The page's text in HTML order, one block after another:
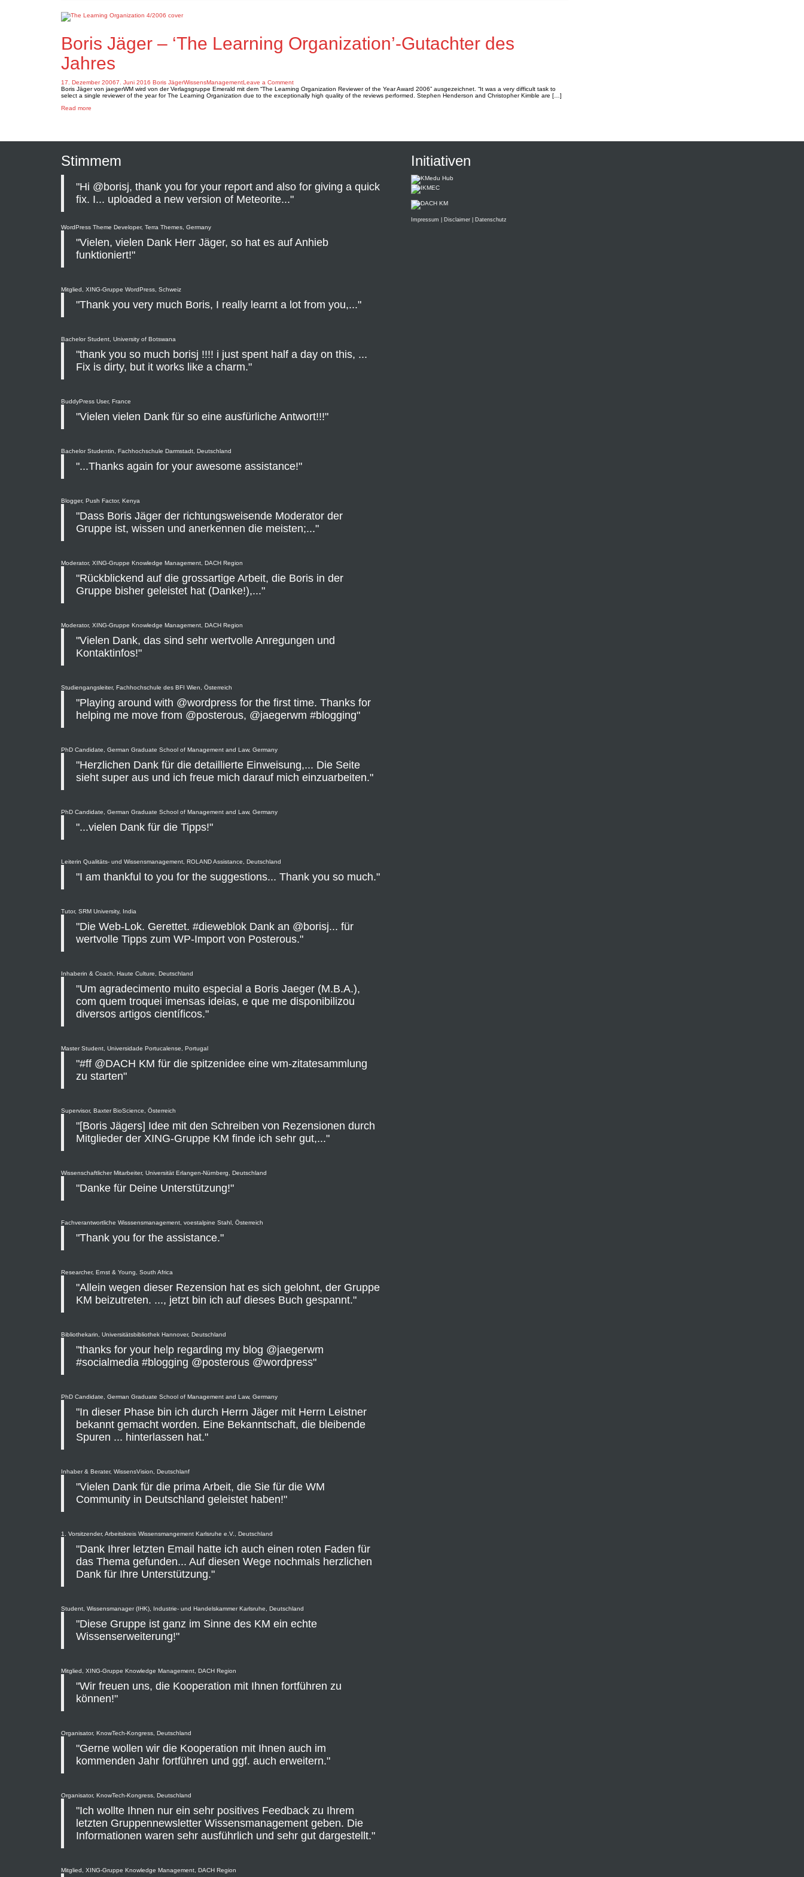
Boris Jäger – ‘The Learning Organization’-Gutachter des
Jahres
17. Dezember 20067. Juni 2016 Boris JägerWissensManagementLeave a Commenton
Boris
Jäger
Jahres
Boris Jäger von jaegerWM wird von der Verlagsgruppe Emerald mit dem “The Learning Organization Reviewer of the Year Award 2006” ausgezeichnet. “It was a very difficult task to
select a single reviewer of the year for The Learning Organization due to the exceptionally high quality of the reviews performed. Stephen Henderson and Christopher Kimble are […]
Read more
Learning
des
Jahres
Stimmem
"Hi @borisj, thank you for your report and also for giving a quick
fix. I... uploaded a new version of Meteorite..."
WordPress Theme Developer, Terra Themes, Germany
"Vielen, vielen Dank Herr Jäger, so hat es auf Anhieb
funktioniert!"
Mitglied, XING-Gruppe WordPress, Schweiz
"Thank you very much Boris, I really learnt a lot from you,..."
Bachelor Student, University of Botswana
"thank you so much borisj !!!! i just spent half a day on this, ...
Fix is dirty, but it works like a charm."
BuddyPress User, France
"Vielen vielen Dank für so eine ausfürliche Antwort!!!"
Bachelor Studentin, Fachhochschule Darmstadt, Deutschland
"...Thanks again for your awesome assistance!"
Blogger, Push Factor, Kenya
"Dass Boris Jäger der richtungsweisende Moderator der
Gruppe ist, wissen und anerkennen die meisten;..."
Moderator, XING-Gruppe Knowledge Management, DACH Region
"Rückblickend auf die grossartige Arbeit, die Boris in der
Gruppe bisher geleistet hat (Danke!),..."
Moderator, XING-Gruppe Knowledge Management, DACH Region
"Vielen Dank, das sind sehr wertvolle Anregungen und
Kontaktinfos!"
Studiengangsleiter, Fachhochschule des BFI Wien, Österreich
"Playing around with @wordpress for the first time. Thanks for
helping me move from @posterous, @jaegerwm #blogging"
PhD Candidate, German Graduate School of Management and Law, Germany
"Herzlichen Dank für die detaillierte Einweisung,... Die Seite
sieht super aus und ich freue mich darauf mich einzuarbeiten."
PhD Candidate, German Graduate School of Management and Law, Germany
"...vielen Dank für die Tipps!"
Leiterin Qualitäts- und Wissensmanagement, ROLAND Assistance, Deutschland
"I am thankful to you for the suggestions... Thank you so much."
Tutor, SRM University, India
"Die Web-Lok. Gerettet. #dieweblok Dank an @borisj... für
wertvolle Tipps zum WP-Import von Posterous."
Inhaberin & Coach, Haute Culture, Deutschland
"Um agradecimento muito especial a Boris Jaeger (M.B.A.),
com quem troquei imensas ideias, e que me disponibilizou
diversos artigos científicos."
Master Student, Universidade Portucalense, Portugal
"#ff @DACH KM für die spitzenidee eine wm-zitatesammlung
zu starten"
Supervisor, Baxter BioScience, Österreich
"[Boris Jägers] Idee mit den Schreiben von Rezensionen durch
Mitglieder der XING-Gruppe KM finde ich sehr gut,..."
Wissenschaftlicher Mitarbeiter, Universität Erlangen-Nürnberg, Deutschland
"Danke für Deine Unterstützung!"
Fachverantwortliche Wisssensmanagement, voestalpine Stahl, Österreich
"Thank you for the assistance."
Researcher, Ernst & Young, South Africa
"Allein wegen dieser Rezension hat es sich gelohnt, der Gruppe
KM beizutreten. ..., jetzt bin ich auf dieses Buch gespannt."
Bibliothekarin, Universitätsbibliothek Hannover, Deutschland
"thanks for your help regarding my blog @jaegerwm
#socialmedia #blogging @posterous @wordpress"
PhD Candidate, German Graduate School of Management and Law, Germany
"In dieser Phase bin ich durch Herrn Jäger mit Herrn Leistner
bekannt gemacht worden. Eine Bekanntschaft, die bleibende
Spuren ... hinterlassen hat."
Inhaber & Berater, WissensVision, Deutschlanf
"Vielen Dank für die prima Arbeit, die Sie für die WM
Community in Deutschland geleistet haben!"
1. Vorsitzender, Arbeitskreis Wissensmangement Karlsruhe e.V., Deutschland
"Dank Ihrer letzten Email hatte ich auch einen roten Faden für
das Thema gefunden... Auf diesen Wege nochmals herzlichen
Dank für Ihre Unterstützung."
Student, Wissensmanager (IHK), Industrie- und Handelskammer Karlsruhe, Deutschland
"Diese Gruppe ist ganz im Sinne des KM ein echte
Wissenserweiterung!"
Mitglied, XING-Gruppe Knowledge Management, DACH Region
"Wir freuen uns, die Kooperation mit Ihnen fortführen zu
können!"
Organisator, KnowTech-Kongress, Deutschland
"Gerne wollen wir die Kooperation mit Ihnen auch im
kommenden Jahr fortführen und ggf. auch erweitern."
Organisator, KnowTech-Kongress, Deutschland
"Ich wollte Ihnen nur ein sehr positives Feedback zu Ihrem
letzten Gruppennewsletter Wissensmanagement geben. Die
Informationen waren sehr ausführlich und sehr gut dargestellt."
Mitglied, XING-Gruppe Knowledge Management, DACH Region
Initiativen
Impressum Disclaimer Datenschutz